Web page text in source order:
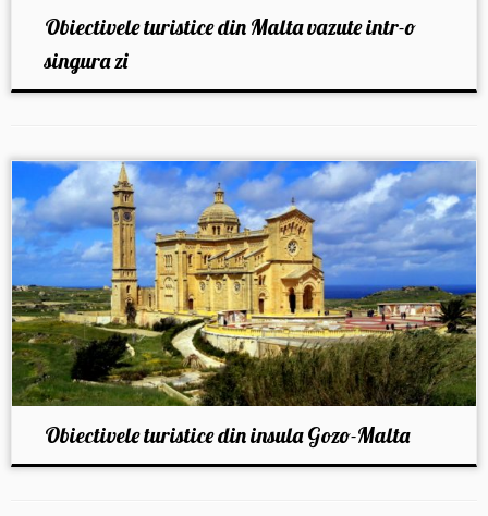
Obiectivele turistice din Malta vazute intr-o
singura zi
Obiectivele turistice din insula Gozo-Malta